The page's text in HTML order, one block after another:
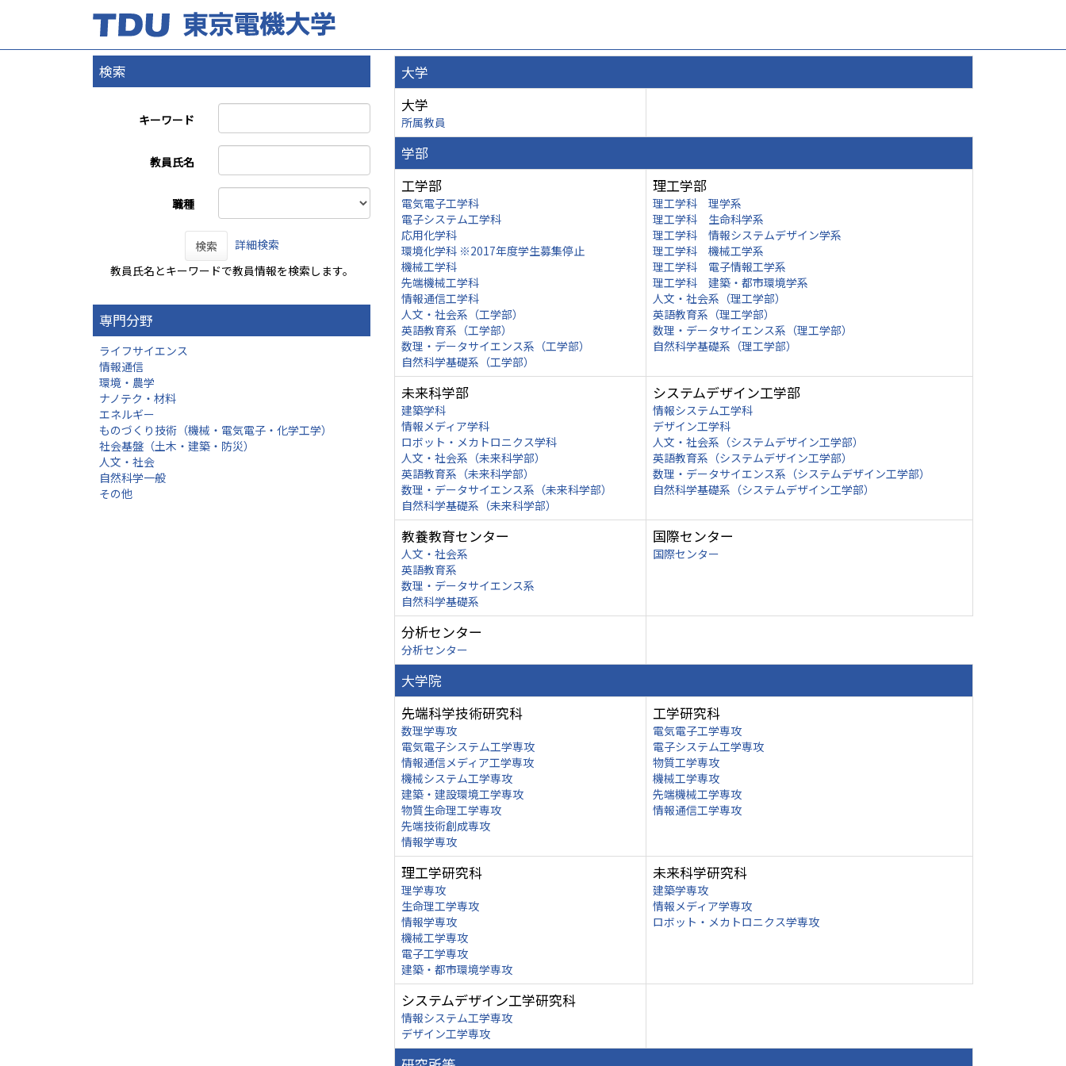
検索
キーワード
教員氏名
職種
検索
詳細検索
教員氏名とキーワードで教員情報を検索します。
専門分野
ライフサイエンス
情報通信
環境・農学
ナノテク・材料
エネルギー
ものづくり技術（機械・電気電子・化学工学）
社会基盤（土木・建築・防災）
人文・社会
自然科学一般
その他
大学
大学
所属教員
学部
工学部
電気電子工学科
電子システム工学科
応用化学科
環境化学科 ※2017年度学生募集停止
機械工学科
先端機械工学科
情報通信工学科
人文・社会系（工学部）
英語教育系（工学部）
数理・データサイエンス系（工学部）
自然科学基礎系（工学部）
理工学部
理工学科 理学系
理工学科 生命科学系
理工学科 情報システムデザイン学系
理工学科 機械工学系
理工学科 電子情報工学系
理工学科 建築・都市環境学系
人文・社会系（理工学部）
英語教育系（理工学部）
数理・データサイエンス系（理工学部）
自然科学基礎系（理工学部）
未来科学部
建築学科
情報メディア学科
ロボット・メカトロニクス学科
人文・社会系（未来科学部）
英語教育系（未来科学部）
数理・データサイエンス系（未来科学部）
自然科学基礎系（未来科学部）
システムデザイン工学部
情報システム工学科
デザイン工学科
人文・社会系（システムデザイン工学部）
英語教育系（システムデザイン工学部）
数理・データサイエンス系（システムデザイン工学部）
自然科学基礎系（システムデザイン工学部）
教養教育センター
人文・社会系
英語教育系
数理・データサイエンス系
自然科学基礎系
国際センター
国際センター
分析センター
分析センター
大学院
先端科学技術研究科
数理学専攻
電気電子システム工学専攻
情報通信メディア工学専攻
機械システム工学専攻
建築・建設環境工学専攻
物質生命理工学専攻
先端技術創成専攻
情報学専攻
工学研究科
電気電子工学専攻
電子システム工学専攻
物質工学専攻
機械工学専攻
先端機械工学専攻
情報通信工学専攻
理工学研究科
理学専攻
生命理工学専攻
情報学専攻
機械工学専攻
電子工学専攻
建築・都市環境学専攻
未来科学研究科
建築学専攻
情報メディア学専攻
ロボット・メカトロニクス学専攻
システムデザイン工学研究科
情報システム工学専攻
デザイン工学専攻